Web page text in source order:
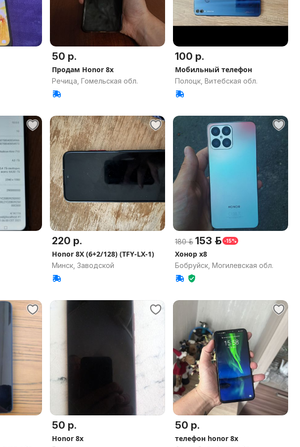
50 р.
Продам Honor 8x
Речица, Гомельская обл.
100 р.
Мобильный телефон
Полоцк, Витебская обл.
220 р.
Honor 8X (6+2/128) (TFY-LX-1)
Минск, Заводской
180 р. 153 р. -15%
Хонор x8
Бобруйск, Могилевская обл.
50 р.
Honor 8x
50 р.
телефон honor 8x